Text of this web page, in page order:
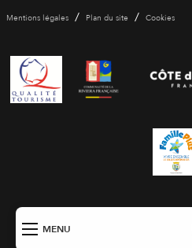
MENU
Mentions légales / Plan du site / Cookies